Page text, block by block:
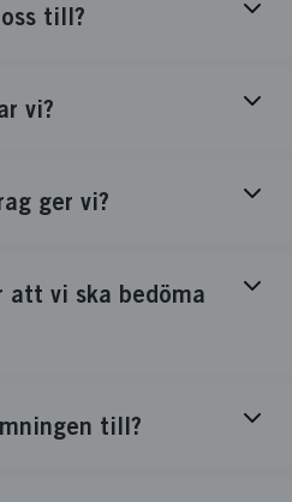
till?
vi?
ger vi?
att vi ska bedöma
till?